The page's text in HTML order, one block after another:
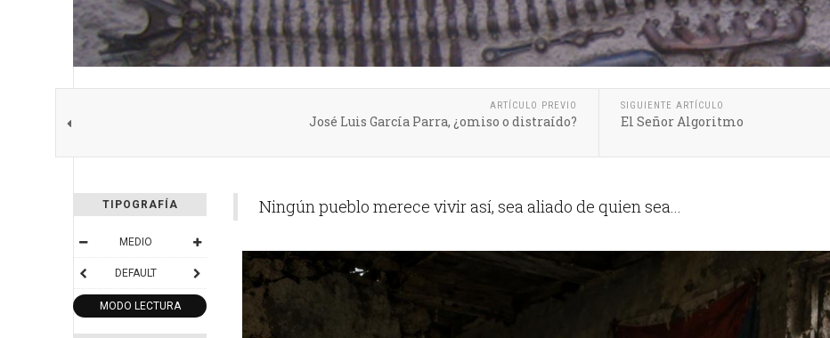
ARTÍCULO PREVIO
José Luis García Parra, ¿omiso o distraído?
SIGUIENTE ARTÍCULO
El Señor Algoritmo
TIPOGRAFÍA
MEDIO
DEFAULT
MODO LECTURA
Ningún pueblo merece vivir así, sea aliado de quien sea...